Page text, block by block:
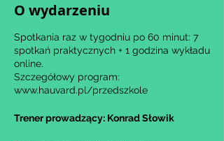
O wydarzeniu
Spotkania raz w tygodniu po 60 minut: 7
spotkań praktycznych + 1 godzina wykładu
online.
Szczegółowy program:
www.hauvard.pl/przedszkole
Trener prowadzący: Konrad Słowik